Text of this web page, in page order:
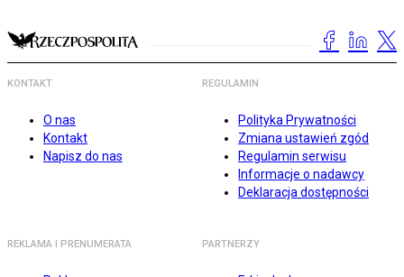
KONTAKT
O nas
Kontakt
Napisz do nas
REGULAMIN
Polityka Prywatności
Zmiana ustawień zgód
Regulamin serwisu
Informacje o nadawcy
Deklaracja dostępności
REKLAMA I PRENUMERATA PARTNERZY